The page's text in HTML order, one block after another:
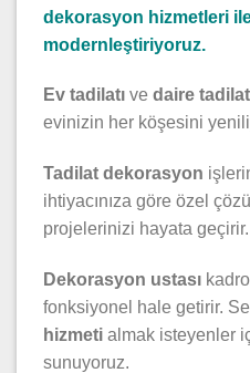
dekorasyon hizmetleri ile
modernleştiriyoruz.
Ev tadilatı ve daire
evinizin her köşesini
Tadilat dekorasyon
ihtiyacınıza göre özel
projelerinizi hayata geçirir.
Dekorasyon ustası
fonksiyonel hale getirir.
hizmeti almak isteyenler
sunuyoruz.